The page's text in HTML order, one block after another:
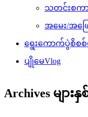
သတင်းစကာ
အမေး/အဖ
ရွေးကောက်ပွဲစိစစ်
ပျိုမေVlog
Archives မျာ